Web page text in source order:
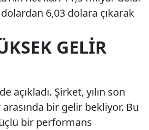
6,03 dolara çıkarak
GELIR
Şirket, yılın son
bir gelir bekliyor. Bu
bir performans